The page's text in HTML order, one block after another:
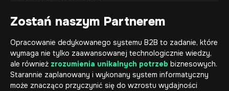
Zostań naszym Partnerem
Opracowanie dedykowanego systemu B2B to zadanie, które
wymaga nie tylko zaawansowanej technologicznie wiedzy,
ale również zrozumienia unikalnych potrzeb biznesowych.
Starannie zaplanowany i wykonany system informatyczny
może znacząco przyczynić się do wzrostu wydajności